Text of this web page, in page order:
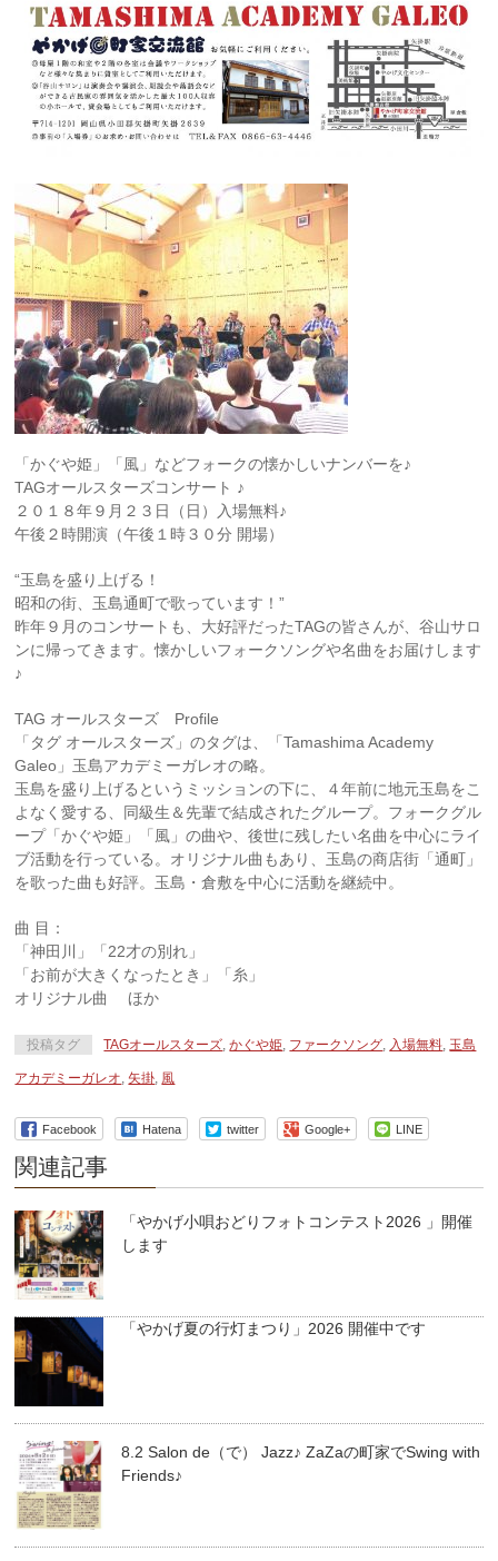
「かぐや姫」「風」などフォークの懐かしいナンバーを♪
TAGオールスターズコンサート ♪
２０１８年９月２３日（日）入場無料♪
午後２時開演（午後１時３０分 開場）
“玉島を盛り上げる！
昭和の街、玉島通町で歌っています！”
昨年９月のコンサートも、大好評だったTAGの皆さんが、谷山サロ
ンに帰ってきます。懐かしいフォークソングや名曲をお届けします
♪
TAG オールスターズ Profile
「タグ オールスターズ」のタグは、「Tamashima Academy
Galeo」玉島アカデミーガレオの略。
玉島を盛り上げるというミッションの下に、４年前に地元玉島をこ
よなく愛する、同級生＆先輩で結成されたグループ。フォークグル
ープ「かぐや姫」「風」の曲や、後世に残したい名曲を中心にライ
ブ活動を行っている。オリジナル曲もあり、玉島の商店街「通町」
を歌った曲も好評。玉島・倉敷を中心に活動を継続中。
曲 目：
「神田川」「22才の別れ」
「お前が大きくなったとき」「糸」
オリジナル曲 ほか
投稿タグ TAGオールスターズ ,かぐや姫 ファークソング 入場無料 玉島
アカデミーガレオ ,矢掛 風
Facebook Hatena twitter Google+ LINE
関連記事
「やかげ小唄おどりフォトコンテスト2026 」開催
します
「やかげ夏の行灯まつり」2026 開催中です
8.2 Salon de（で） Jazz♪ ZaZaの町家でSwing with
Friends♪